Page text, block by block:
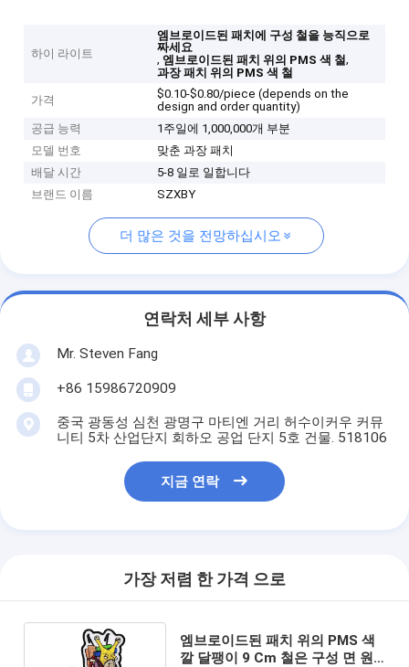
하이 라이트
엠브로이드된 패치에 구성 철을 능직으로
짜세요
,엠브로이드된 패치 위의 PMS 색 철,
과장 패치 위의 PMS 색 철
가격
$0.10-$0.80/piece (depends on the
design and order quantity)
공급 능력
1주일에 1,000,000개 부분
모델 번호
맞춘 과장 패치
배달 시간
5-8 일로 일합니다
브랜드 이름
SZXBY
더 많은 것을 전망하십시오
연락처 세부 사항
Mr. Steven Fang
+86 15986720909
중국 광동성 심천 광명구 마티엔 거리 허수이커우 커뮤
니티 5차 산업단지 회하오 공업 단지 5호 건물. 518106
지금 연락
가장 저렴 한 가격 으로
엠브로이드된 패치 위의 PMS 색
깔 달팽이 9 Cm 철은 구성 면 원